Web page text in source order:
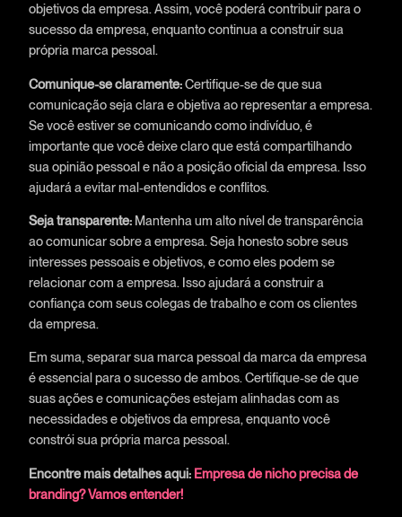
objetivos da empresa. Assim, você poderá contribuir para o
sucesso da empresa, enquanto continua a construir sua
própria marca pessoal.
Comunique-se claramente:Certifique-se de que sua
comunicação seja clara e objetiva ao representar a empresa.
Se você estiver se comunicando como indivíduo, é
importante que você deixe claro que está compartilhando
sua opinião pessoal e não a posição oficial da empresa. Isso
ajudará a evitar mal-entendidos e conflitos.
Seja transparente:Mantenha um alto nível de transparência
ao comunicar sobre a empresa. Seja honesto sobre seus
interesses pessoais e objetivos, e como eles podem se
relacionar com a empresa. Isso ajudará a construir a
confiança com seus colegas de trabalho e com os clientes
da empresa.
Em suma, separar sua marca pessoal da marca da empresa
é essencial para o sucesso de ambos. Certifique-se de que
suas ações e comunicações estejam alinhadas com as
necessidades e objetivos da empresa, enquanto você
constrói sua própria marca pessoal.
Encontre mais detalhes aqui: Empresa de nicho precisa de
branding? Vamos entender!